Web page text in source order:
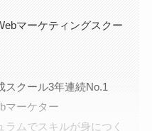
マーケティングスクー
スクール3年連続No.1
マーケター
ラムでスキルが身につく